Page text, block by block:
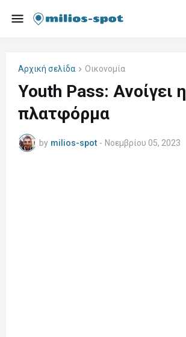
Αρχική σελίδα Οικονομία
Youth Pass: Ανοίγει η
πλατφόρμα
by milios-spot - Νοεμβρίου 05, 2023